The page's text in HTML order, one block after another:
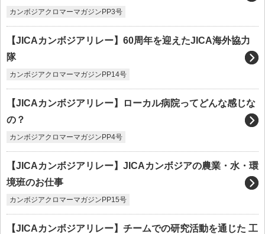
カンボジアクロマーマガジンPP3号
【JICAカンボジアリレー】60周年を迎えたJICA海外協力
隊
カンボジアクロマーマガジンPP14号
【JICAカンボジアリレー】ローカル病院ってどんな感じな
の？
カンボジアクロマーマガジンPP4号
【JICAカンボジアリレー】JICAカンボジアの農業・水・環
境班のお仕事
カンボジアクロマーマガジンPP15号
【JICAカンボジアリレー】チームでの研究活動を通じた 工